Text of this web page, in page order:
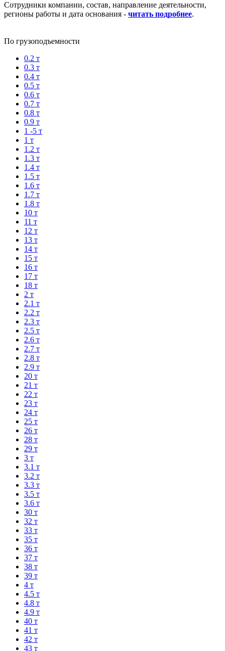
Сотрудники компании, состав, направление деятельности,
регионы работы и дата основания - читать подробнее.
По грузоподъемности
0.2 т
0.3 т
0.4 т
0.5 т
0.6 т
0.7 т
0.8 т
0.9 т
1 -5 т
1 т
1.2 т
1.3 т
1.4 т
1.5 т
1.6 т
1.7 т
1.8 т
10 т
11 т
12 т
13 т
14 т
15 т
16 т
17 т
18 т
2 т
2.1 т
2.2 т
2.3 т
2.5 т
2.6 т
2.7 т
2.8 т
2.9 т
20 т
21 т
22 т
23 т
24 т
25 т
26 т
28 т
29 т
3 т
3.1 т
3.2 т
3.3 т
3.5 т
3.6 т
30 т
32 т
33 т
35 т
36 т
37 т
38 т
39 т
4 т
4.5 т
4.8 т
4.9 т
40 т
41 т
42 т
43 т